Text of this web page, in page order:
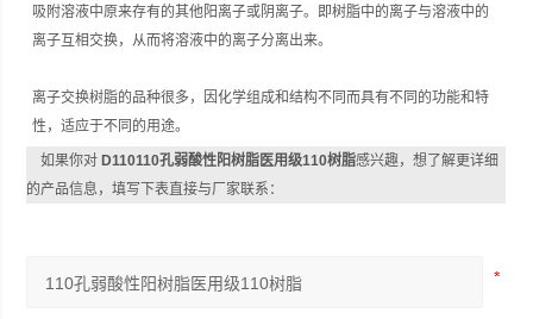
吸附溶液中原来存有的其他阳离子或阴离子。即树脂中的离子与溶液中的
离子互相交换，从而将溶液中的离子分离出来。
离子交换树脂的品种很多，因化学组成和结构不同而具有不同的功能和特
性，适应于不同的用途。
如果你对 D110110孔弱酸性阳树脂医用级110树脂感兴趣，想了解更详细
的产品信息，填写下表直接与厂家联系：